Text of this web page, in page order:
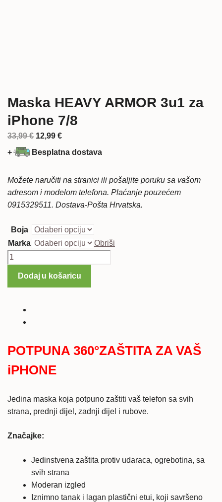
Maska HEAVY ARMOR 3u1 za
iPhone 7/8
33,99€ Izvorna
cijena
33,99 €.
12,99 €Trenutna
cijena
+ Besplatna dostava
Možete naručiti na stranici ili pošaljite poruku sa vašom
adresom i modelom telefona. Plaćanje pouzećem
0915329511. Dostava-Pošta Hrvatska.
Boja
Marka
Obriši
Maska
ARMOR
Dodaj u košaricu
POTPUNA 360°ZAŠTITA ZA VAŠ
iPHONE
Jedina maska koja potpuno zaštiti vaš telefon sa svih
strana, prednji dijel, zadnji dijel i rubove.
Značajke:
Jedinstvena zaštita protiv udaraca, ogrebotina, sa
svih strana
Moderan izgled
Iznimno tanak i lagan plastični etui, koji savršeno